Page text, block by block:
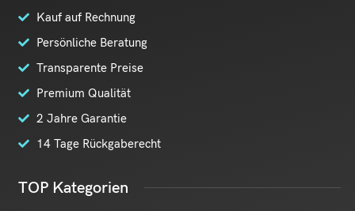
Kauf auf Rechnung
Persönliche Beratung
Transparente Preise
Premium Qualität
2 Jahre Garantie
14 Tage Rückgaberecht
TOP Kategorien